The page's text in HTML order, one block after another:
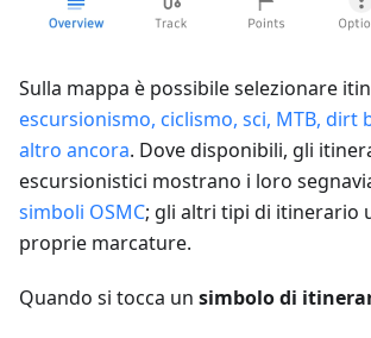
Sulla mappa è possibile selezionare
escursionismo, ciclismo, sci, MTB, dirt
altro ancora. Dove disponibili, gli
escursionistici mostrano i loro
simboli OSMC; gli altri tipi di itinerario
proprie marcature.
Quando si tocca un simbolo di